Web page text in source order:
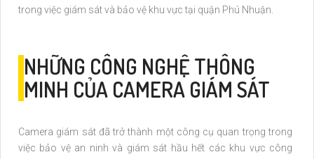
trong việc giám sát và bảo vệ khu vực tại quận Phú Nhuận.
NHỮNG CÔNG NGHỆ THÔNG
MINH CỦA CAMERA GIÁM SÁT
Camera giám sát đã trở thành một công cụ quan trọng trong
việc bảo vệ an ninh và giám sát hầu hết các khu vực công